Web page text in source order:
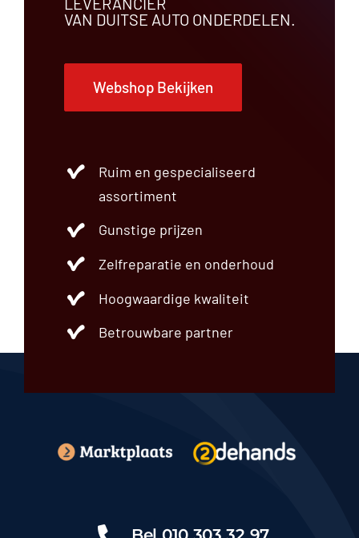
VAN DUITSE AUTO ONDERDELEN.
Webshop Bekijken
Ruim en gespecialiseerd
assortiment
Gunstige prijzen
Zelfreparatie en onderhoud
Hoogwaardige kwaliteit
Betrouwbare partner